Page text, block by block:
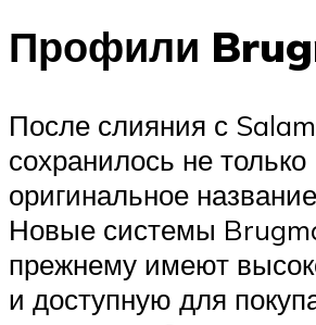
Профили
После слияния с
сохранилось не только
оригинальное
Новые системы
прежнему имеют
и доступную для